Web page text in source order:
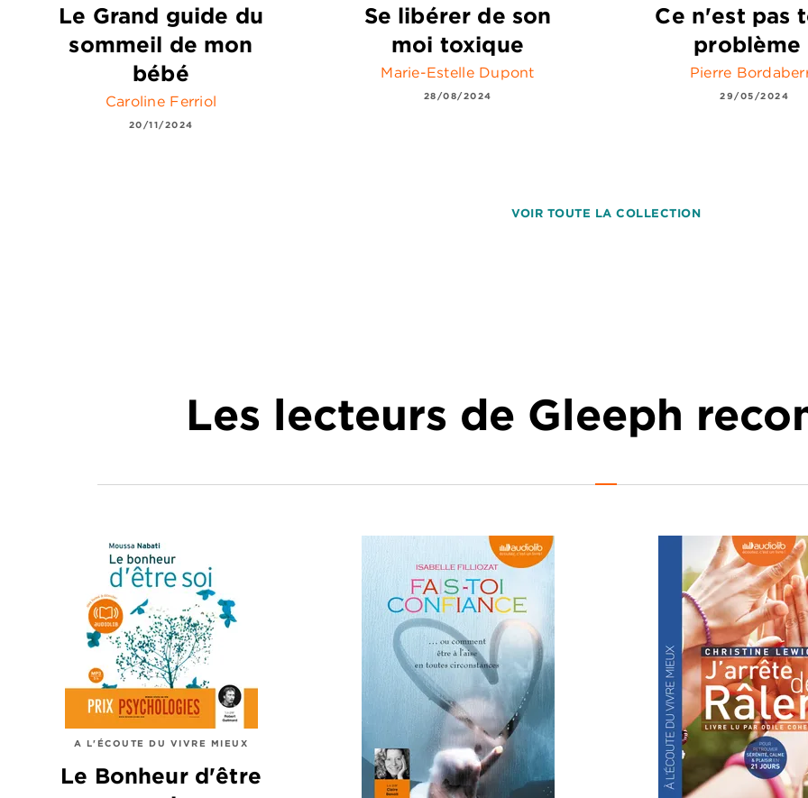
Le Grand guide du
sommeil de mon
bébé
Caroline Ferriol
20/11/2024
Se libérer de son
moi toxique
Marie-Estelle Dupont
28/08/2024
Ce n'est pas
problème
Pierre
29/05/2024
VOIR TOUTE LA COLLECTION
Les lecteurs de Gleeph
A L'ÉCOUTE DU VIVRE MIEUX
Le Bonheur d'être